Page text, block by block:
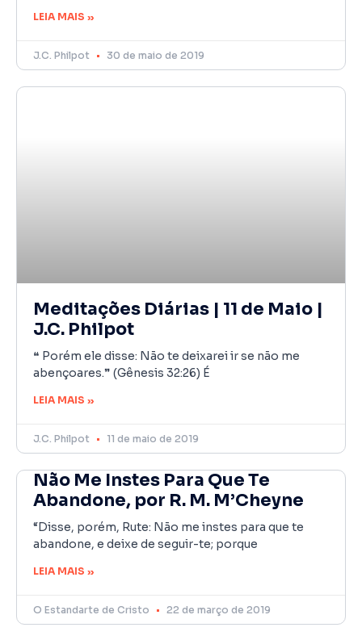
LEIA MAIS »
J.C. Philpot 30 de maio de 2019
Meditações Diárias | 11 de Maio |
J.C. Philpot
❝ Porém ele disse: Não te deixarei ir se não me
abençoares.❞ (Gênesis 32:26) É
LEIA MAIS »
J.C. Philpot 11 de maio de 2019
Não Me Instes Para Que Te
Abandone, por R. M. M’Cheyne
“Disse, porém, Rute: Não me instes para que te
abandone, e deixe de seguir-te; porque
LEIA MAIS »
O Estandarte de Cristo 22 de março de 2019